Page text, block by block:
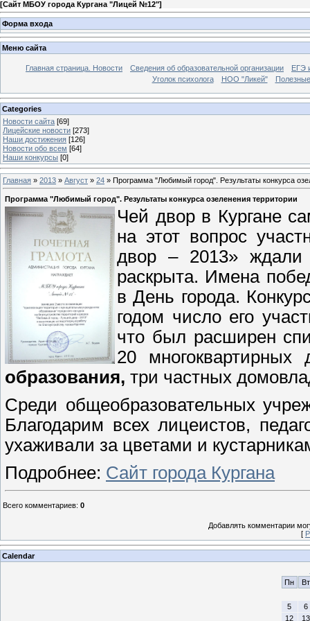
[Сайт МБОУ города Кургана "Лицей №12"]
Форма входа
Меню сайта
Главная страница. Новости Сведения об образовательной организации
ЕГЭ
Уголок психолога
НОО "Ликей"
Categories
Новости сайта [69]
Лицейские новости [273]
Наши достижения [126]
Новости обо всем [64]
Наши конкурсы [0]
Главная » 2013 » Август » 24 » Программа "Любимый город". Результаты конкурса
Программа "Любимый город". Результаты конкурса озеленения территории
Чей двор в Кургане
на этот вопрос
двор – 2013» ждали
раскрыта. Имена
в День города.
годом число его
что был расширен
20
образования, три частных
Среди общеобразовательных
Благодарим всех лицеистов,
ухаживали за цветами и
Подробнее: Сайт города Кургана
Всего комментариев: 0
Добавлять комментарии
[
Calendar
Пн
Вт
5
6
12
13